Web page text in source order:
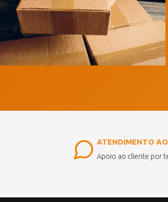
ATENDIMENTO
Apoio ao cliente por